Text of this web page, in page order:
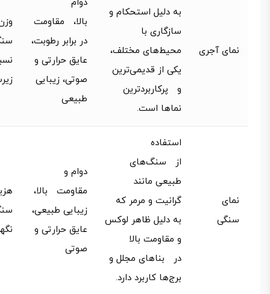
نمای آجری
به دلیل استحکام و
سازگاری با
محیط‌های مختلف،
یکی از قدیمی‌ترین
و پرکاربردترین
نماها است.
دوام
بالا، مقاومت
در برابر رطوبت،
عایق حرارتی و
صوتی، زیبایی
طبیعی
نمای
سنگی
استفاده
از سنگ‌های
طبیعی مانند
گرانیت و مرمر که
به دلیل ظاهر لوکس
و مقاومت بالا
در بناهای مجلل و
برج‌ها کاربرد دارد.
دوام و
مقاومت بالا،
زیبایی طبیعی،
عایق حرارتی و
صوتی